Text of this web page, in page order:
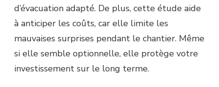
d’évacuation adapté. De plus, cette étude aide
à anticiper les coûts, car elle limite les
mauvaises surprises pendant le chantier. Même
si elle semble optionnelle, elle protège votre
investissement sur le long terme.